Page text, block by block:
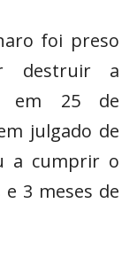
foi preso
destruir a
em 25 de
julgado de
a cumprir o
3 meses de